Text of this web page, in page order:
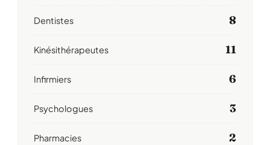
Dentistes 8
Kinésithérapeutes 11
Infirmiers 6
Psychologues 3
Pharmacies 2